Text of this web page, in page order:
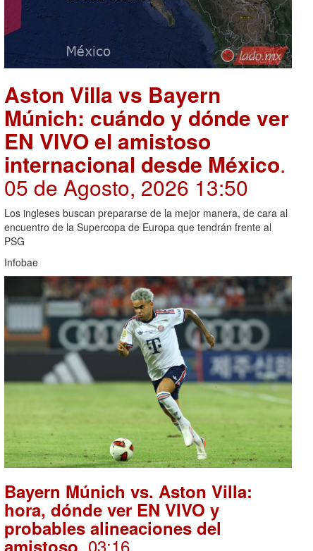
Aston Villa vs Bayern
Múnich: cuándo y dónde ver
EN VIVO el amistoso
internacional desde México.
05 de Agosto, 2026 13:50
Los ingleses buscan prepararse de la mejor manera, de cara al
encuentro de la Supercopa de Europa que tendrán frente al
PSG
Infobae
Bayern Múnich vs. Aston Villa:
hora, dónde ver EN VIVO y
probables alineaciones del
amistoso. 03:16